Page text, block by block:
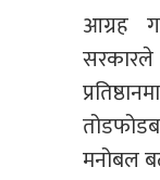
आग्रह
सरकारले
मनोबल